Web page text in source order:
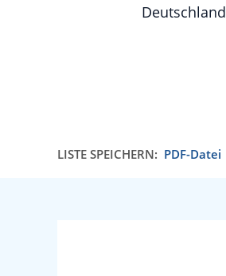
Deutschland
LISTE SPEICHERN: PDF-Datei